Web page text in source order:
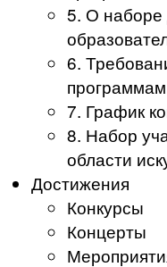
5. О наборе
6.
7. График
8. Набор
области
Достижения
Конкурсы
Концерты